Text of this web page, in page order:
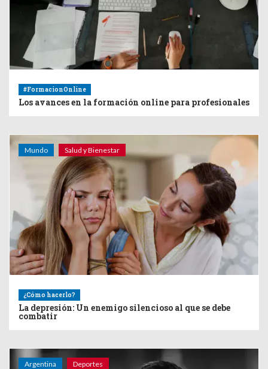
#FormacionOnline
Los avances en la formación online para profesionales
Mundo Salud y Bienestar
¿Cómo hacerlo?
La depresión: Un enemigo silencioso al que se debe
combatir
Argentina Deportes